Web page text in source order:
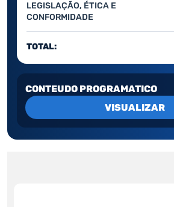
LEGISLAÇÃO, ÉTICA E
CONFORMIDADE
TOTAL:
CONTEUDO PROGRAMATICO
VISUALIZAR